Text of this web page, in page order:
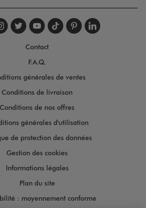
nous sur
nous sur
Suivez-nous sur
Suivez-nous
Suivez-nous
Suivez-
Contact
F.A.Q.
générales de ventes
Conditions de livraison
Conditions de nos offres
générales d'utilisation
de protection des données
Gestion des cookies
Informations légales
Plan du site
: moyennement conforme